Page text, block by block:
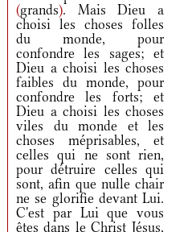
(grands). Mais Dieu a
choisi les choses folles
du monde, pour
confondre les sages; et
Dieu a choisi les choses
faibles du monde, pour
confondre les forts; et
Dieu a choisi les choses
viles du monde et les
choses méprisables, et
celles qui ne sont rien,
pour détruire celles qui
sont, afin que nulle chair
ne se glorifie devant Lui.
C'est par Lui que vous
êtes dans le Christ Jésus,